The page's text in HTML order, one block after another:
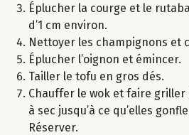
Éplucher la courge et le
d’1 cm environ.
Nettoyer les champignons et
Éplucher l’oignon et émincer.
Tailler le tofu en gros dés.
Chauffer le wok et faire griller
à sec jusqu’à ce qu’elles
Réserver.